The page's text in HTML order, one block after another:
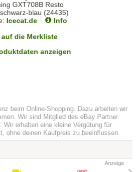
Icecat.de
Info
auf die Merkliste
anzeigen
beim Online-Shopping. Dazu arbeiten wir
Wir sind Mitglied des eBay Partner
Wir erhalten eine kleine Vergütung für
ohne deinen Kaufpreis zu beeinflussen.